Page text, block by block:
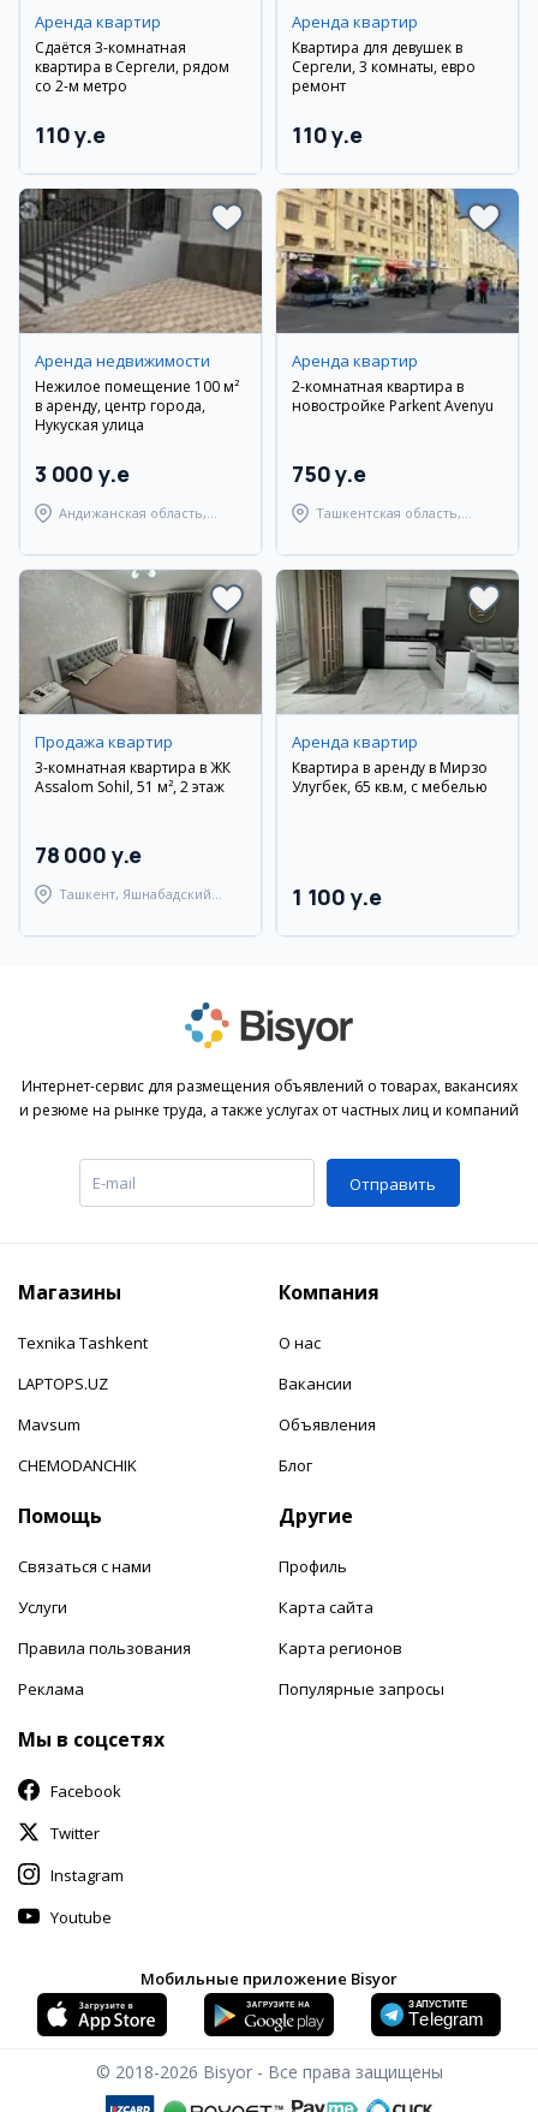
Аренда квартир
Сдаётся 3-комнатная
квартира в Сергели, рядом
со 2-м метро
110 y.e
Аренда квартир
Квартира для девушек в
Сергели, 3 комнаты, евро
ремонт
110 y.e
Аренда недвижимости
Нежилое помещение 100 м²
в аренду, центр города,
Нукуская улица
3 000 y.e
Андижанская область,
Аренда квартир
2-комнатная квартира в
новостройке Parkent Avenyu
750 y.e
Ташкентская область,
Продажа квартир
3-комнатная квартира в ЖК
Assalom Sohil, 51 м², 2 этаж
78 000 y.e
Ташкент, Яшнабадский
Аренда квартир
Квартира в аренду в Мирзо
Улугбек, 65 кв.м, с мебелью
1 100 y.e
Интернет-сервис для размещения объявлений о товарах, вакансиях
и резюме на рынке труда, а также услугах от частных лиц и компаний
Отправить
Магазины
Texnika Tashkent
LAPTOPS.UZ
Mavsum
CHEMODANCHIK
Компания
О нас
Вакансии
Объявления
Блог
Помощь
Связаться с нами
Услуги
Правила пользования
Реклама
Другие
Профиль
Карта сайта
Карта регионов
Популярные запросы
Мы в соцсетях
Facebook
Twitter
Instagram
Youtube
Мобильные приложение Bisyor
© 2018-2026 Bisyor - Все права защищены